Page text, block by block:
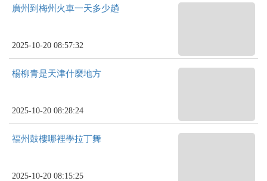
廣州到梅州火車一天多少趟
2025-10-20 08:57:32
楊柳青是天津什麼地方
2025-10-20 08:28:24
福州鼓樓哪裡學拉丁舞
2025-10-20 08:15:25